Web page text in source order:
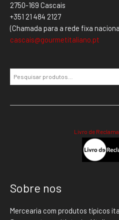
2750-169 Cascais
+351 21 484 2127
(Chamada para a rede fixa
cascais@gourmetitaliano.pt
Livro de
Sobre nos
Mercearia com produtos típicos